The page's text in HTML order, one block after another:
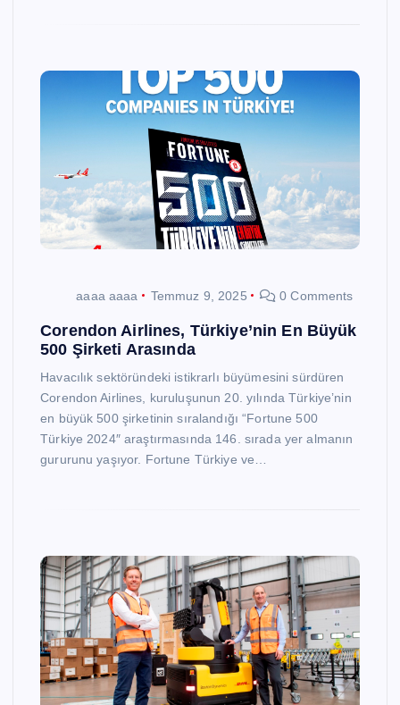
aaaa aaaa Temmuz 9, 2025 0 Comments
Corendon Airlines, Türkiye’nin En Büyük
500 Şirketi Arasında
Havacılık sektöründeki istikrarlı büyümesini sürdüren
Corendon Airlines, kuruluşunun 20. yılında Türkiye’nin
en büyük 500 şirketinin sıralandığı “Fortune 500
Türkiye 2024″ araştırmasında 146. sırada yer almanın
gururunu yaşıyor. Fortune Türkiye ve…